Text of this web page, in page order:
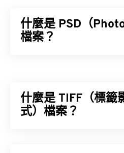
什麼是 PSD（
檔案？
什麼是 TIFF（標籤
式）檔案？